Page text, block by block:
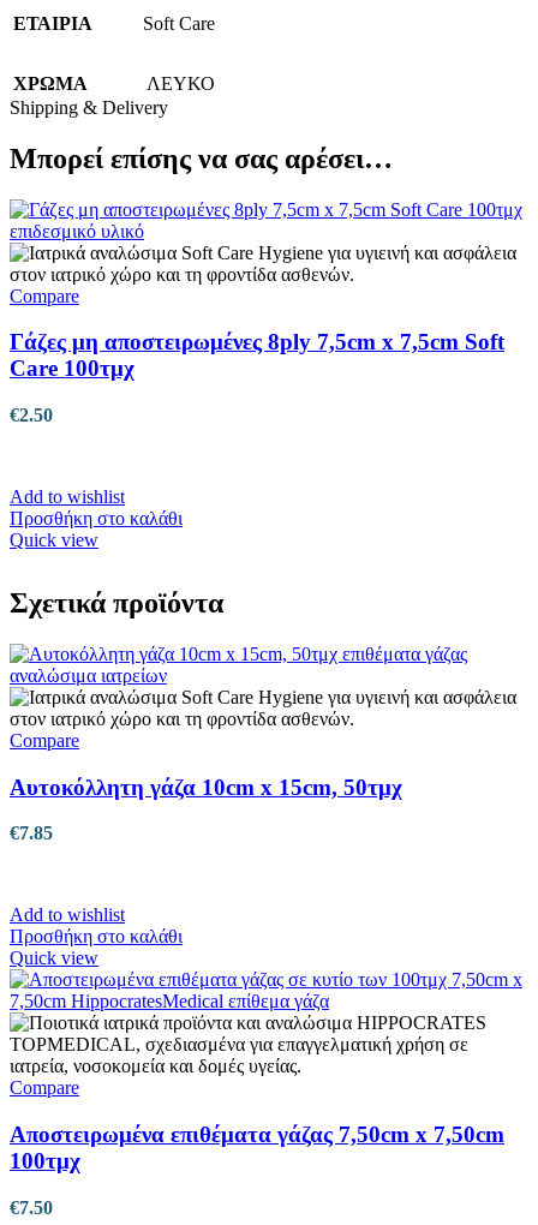
ΕΤΑΙΡΙΑ Soft Care
ΧΡΩΜΑ
ΛΕΥΚΟ
Shipping & Delivery
Μπορεί επίσης να σας αρέσει…
Compare
Γάζες μη αποστειρωμένες 8ply 7,5cm x 7,5cm Soft
Care 100τμχ
€2.50
Add to wishlist
Προσθήκη στο καλάθι
Quick view
Σχετικά προϊόντα
Compare
Αυτοκόλλητη γάζα 10cm x 15cm, 50τμχ
€7.85
Add to wishlist
Προσθήκη στο καλάθι
Quick view
Compare
Αποστειρωμένα επιθέματα γάζας 7,50cm x 7,50cm
100τμχ
€7.50